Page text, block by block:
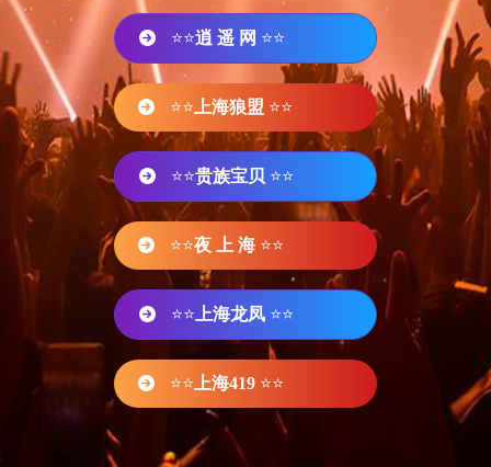
⭐⭐逍 遥 网 ⭐⭐
⭐⭐ 上海狼盟 ⭐⭐
⭐⭐贵族宝贝 ⭐⭐
⭐⭐夜 上 海 ⭐⭐
⭐⭐ 上海龙凤 ⭐⭐
⭐⭐ 上海419 ⭐⭐